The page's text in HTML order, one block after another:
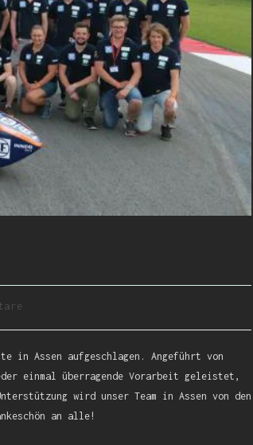
in Assen aufgeschlagen. Angeführt von
einmal überragende Vorarbeit geleistet,
wird unser Team in Assen von den
an alle!